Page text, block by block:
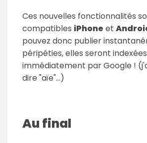
Ces nouvelles fonctionnalités
compatibles iPhone et
pouvez donc publier
péripéties, elles seront indexées
immédiatement par Google !
dire "aïe"...)
Au final